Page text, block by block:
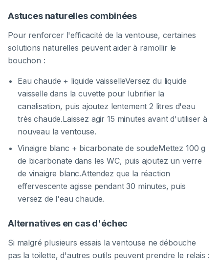
Astuces naturelles combinées
Pour renforcer l'efficacité de la ventouse, certaines
solutions naturelles peuvent aider à ramollir le
bouchon :
Eau chaude + liquide vaisselleVersez du liquide
vaisselle dans la cuvette pour lubrifier la
canalisation, puis ajoutez lentement 2 litres d'eau
très chaude.Laissez agir 15 minutes avant d'utiliser à
nouveau la ventouse.
Vinaigre blanc + bicarbonate de soudeMettez 100 g
de bicarbonate dans les WC, puis ajoutez un verre
de vinaigre blanc.Attendez que la réaction
effervescente agisse pendant 30 minutes, puis
versez de l'eau chaude.
Alternatives en cas d'échec
Si malgré plusieurs essais la ventouse ne débouche
pas la toilette, d'autres outils peuvent prendre le relais :